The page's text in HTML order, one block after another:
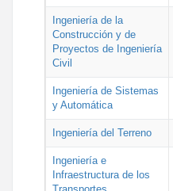
Ingeniería de la
Construcción y de
Proyectos de Ingeniería
Civil
Ingeniería de Sistemas
y Automática
Ingeniería del Terreno
Ingeniería e
Infraestructura de los